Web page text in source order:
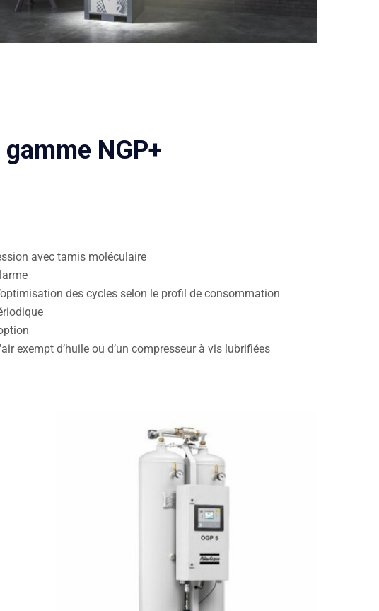
NGP+
avec tamis moléculaire
des cycles selon le profil de consommation
exempt d’huile ou d’un compresseur à vis lubrifiées